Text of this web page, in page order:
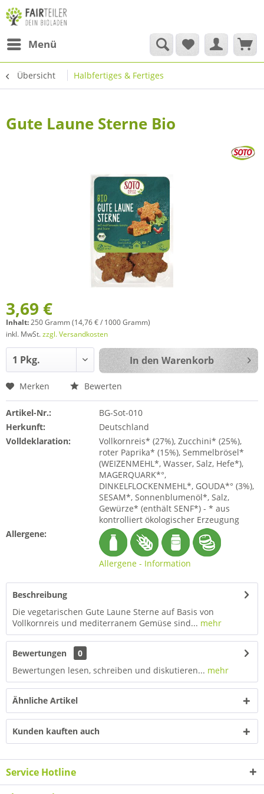
Menü
Übersicht Halbfertiges & Fertiges
Gute Laune Sterne Bio
3,69 €
Inhalt:250 Gramm (14,76 € / 1000 Gramm)
inkl. MwSt.zzgl. Versandkosten
In den Warenkorb
Merken Bewerten
Artikel-Nr.:
BG-Sot-010
Herkunft:
Deutschland
Volldeklaration:
Vollkornreis* (27%), Zucchini* (25%),
roter Paprika* (15%), Semmelbrösel*
(WEIZENMEHL*, Wasser, Salz, Hefe*),
MAGERQUARK*°,
DINKELFLOCKENMEHL*, GOUDA*° (3%),
SESAM*, Sonnenblumenöl*, Salz,
Gewürze* (enthält SENF*) - * aus
kontrolliert ökologischer Erzeugung
Allergene:
Allergene - Information
Beschreibung
Die vegetarischen Gute Laune Sterne auf Basis von
Vollkornreis und mediterranem Gemüse sind... mehr
Bewertungen
0
Bewertungen lesen, schreiben und diskutieren... mehr
Ähnliche Artikel
Kunden kauften auch
Service Hotline